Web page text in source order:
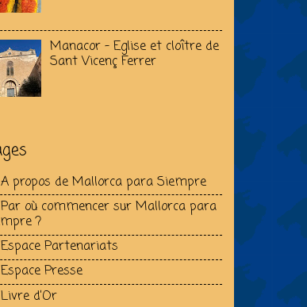
Manacor - Eglise et cloître de
Sant Vicenç Ferrer
propos de Mallorca para Siempre
où commencer sur Mallorca para
?
Partenariats
Presse
d’Or